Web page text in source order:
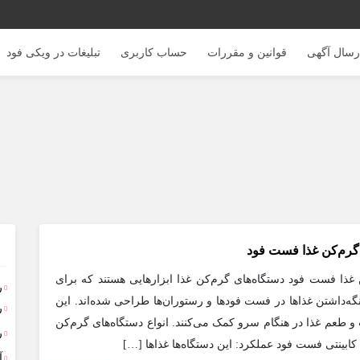
آگهی قوانین و مقررات حساب کاربری تبلیغات در ویکی فود
گرم‌کن غذا فست فود
فست فود دستگاه‌های گرم‌کن غذا ابزارهایی هستند که برای
غذاها در فست فودها و رستوران‌ها طراحی شده‌اند. این
و طعم غذا در هنگام سرو کمک می‌کنند. انواع دستگاه‌های گرم‌کن
فست فود عملکرد: این دستگاه‌ها غذاها […]